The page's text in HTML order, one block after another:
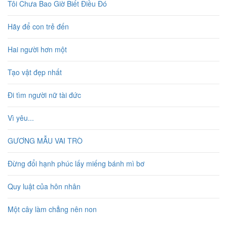
Tôi Chưa Bao Giờ Biết Điều Đó
Hãy để con trẻ đến
Hai người hơn một
Tạo vật đẹp nhất
Đi tìm người nữ tài đức
Vì yêu...
GƯƠNG MẪU VAI TRÒ
Đừng đổi hạnh phúc lấy miếng bánh mì bơ
Quy luật của hôn nhân
Một cây làm chẳng nên non